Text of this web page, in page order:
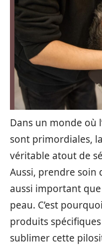
Dans un monde où
sont primordiales,
véritable atout de
Aussi, prendre soin
aussi important
peau. C’est
produits
sublimer cette